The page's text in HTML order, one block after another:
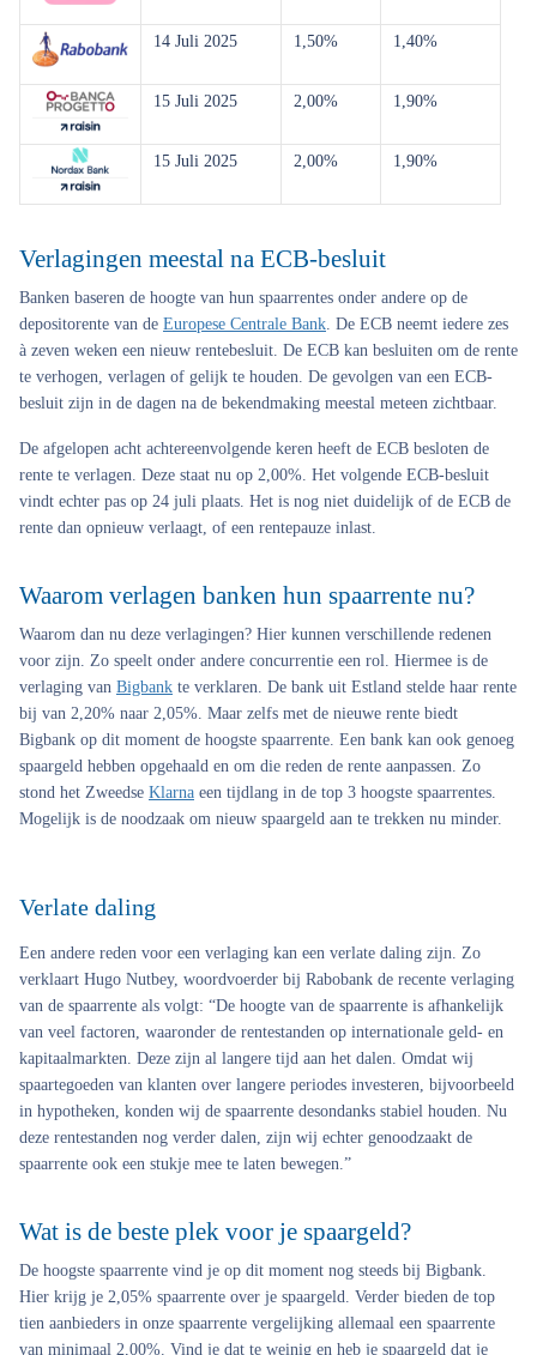
14 Juli 2025 1,50% 1,40%
15 Juli 2025 2,00% 1,90%
15 Juli 2025 2,00% 1,90%
Verlagingen meestal na ECB-besluit
Banken baseren de hoogte van hun spaarrentes onder andere op de
depositorente van de Europese Centrale Bank. De ECB neemt iedere zes
à zeven weken een nieuw rentebesluit. De ECB kan besluiten om de rente
te verhogen, verlagen of gelijk te houden. De gevolgen van een ECB-
besluit zijn in de dagen na de bekendmaking meestal meteen zichtbaar.
De afgelopen acht achtereenvolgende keren heeft de ECB besloten de
rente te verlagen. Deze staat nu op 2,00%. Het volgende ECB-besluit
vindt echter pas op 24 juli plaats. Het is nog niet duidelijk of de ECB de
rente dan opnieuw verlaagt, of een rentepauze inlast.
Waarom verlagen banken hun spaarrente nu?
Waarom dan nu deze verlagingen? Hier kunnen verschillende redenen
voor zijn. Zo speelt onder andere concurrentie een rol. Hiermee is de
verlaging van Bigbank te verklaren. De bank uit Estland stelde haar rente
bij van 2,20% naar 2,05%. Maar zelfs met de nieuwe rente biedt
Bigbank op dit moment de hoogste spaarrente. Een bank kan ook genoeg
spaargeld hebben opgehaald en om die reden de rente aanpassen. Zo
stond het Zweedse Klarna een tijdlang in de top 3 hoogste spaarrentes.
Mogelijk is de noodzaak om nieuw spaargeld aan te trekken nu minder.
Verlate daling
Een andere reden voor een verlaging kan een verlate daling zijn. Zo
verklaart Hugo Nutbey, woordvoerder bij Rabobank de recente verlaging
van de spaarrente als volgt: “De hoogte van de spaarrente is afhankelijk
van veel factoren, waaronder de rentestanden op internationale geld- en
kapitaalmarkten. Deze zijn al langere tijd aan het dalen. Omdat wij
spaartegoeden van klanten over langere periodes investeren, bijvoorbeeld
in hypotheken, konden wij de spaarrente desondanks stabiel houden. Nu
deze rentestanden nog verder dalen, zijn wij echter genoodzaakt de
spaarrente ook een stukje mee te laten bewegen.”
Wat is de beste plek voor je spaargeld?
De hoogste spaarrente vind je op dit moment nog steeds bij Bigbank.
Hier krijg je 2,05% spaarrente over je spaargeld. Verder bieden de top
tien aanbieders in onze spaarrente vergelijking allemaal een spaarrente
van minimaal 2,00%. Vind je dat te weinig en heb je spaargeld dat je